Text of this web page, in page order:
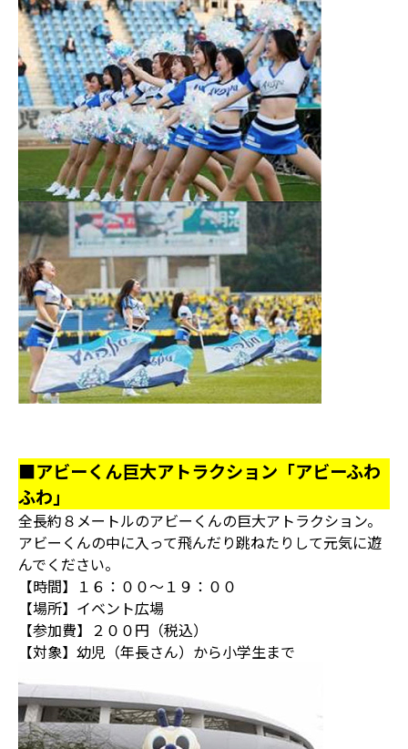
■アビーくん巨大アトラクション「アビーふわ
ふわ」
全長約８メートルのアビーくんの巨大アトラクション。
アビーくんの中に入って飛んだり跳ねたりして元気に遊
んでください。
【時間】１６：００～１９：００
【場所】イベント広場
【参加費】２００円（税込）
【対象】幼児（年長さん）から小学生まで